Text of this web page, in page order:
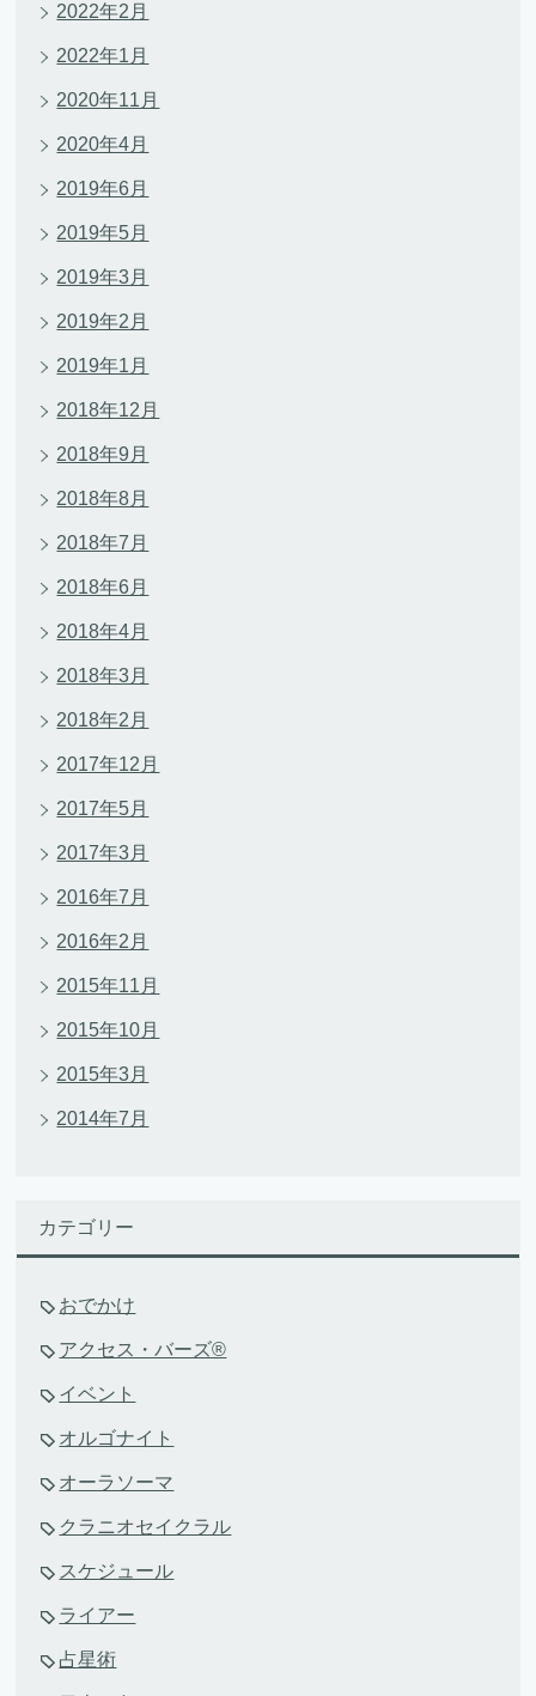
2022年2月
2022年1月
2020年11月
2020年4月
2019年6月
2019年5月
2019年3月
2019年2月
2019年1月
2018年12月
2018年9月
2018年8月
2018年7月
2018年6月
2018年4月
2018年3月
2018年2月
2017年12月
2017年5月
2017年3月
2016年7月
2016年2月
2015年11月
2015年10月
2015年3月
2014年7月
カテゴリー
おでかけ
アクセス・バーズ®
イベント
オルゴナイト
オーラソーマ
クラニオセイクラル
スケジュール
ライアー
占星術